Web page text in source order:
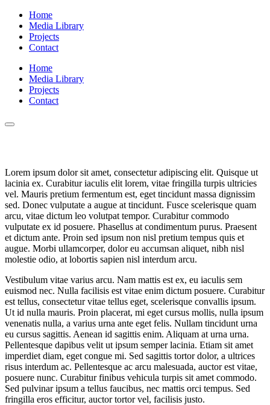
Home
Media Library
Projects
Contact
Home
Media Library
Projects
Contact
Lorem ipsum dolor sit amet, consectetur adipiscing elit. Quisque ut
lacinia ex. Curabitur iaculis elit lorem, vitae fringilla turpis ultricies
vel. Mauris pretium fermentum est, eget tincidunt massa dignissim
sed. Donec vulputate a augue at tincidunt. Fusce scelerisque quam
arcu, vitae dictum leo volutpat tempor. Curabitur commodo
vulputate ex id posuere. Phasellus at condimentum purus. Praesent
et dictum ante. Proin sed ipsum non nisl pretium tempus quis et
augue. Morbi ullamcorper, dolor eu accumsan aliquet, nibh nisl
molestie odio, at lobortis sapien nisl interdum arcu.
Vestibulum vitae varius arcu. Nam mattis est ex, eu iaculis sem
euismod nec. Nulla facilisis est vitae enim dictum posuere. Curabitur
est tellus, consectetur vitae tellus eget, scelerisque convallis ipsum.
Ut id nulla mauris. Proin placerat, mi eget cursus mollis, nulla ipsum
venenatis nulla, a varius urna ante eget felis. Nullam tincidunt urna
eu cursus sagittis. Aenean id sagittis enim. Aliquam at urna urna.
Pellentesque dapibus velit ut ipsum semper lacinia. Etiam sit amet
imperdiet diam, eget congue mi. Sed sagittis tortor dolor, a ultrices
risus interdum ac. Pellentesque ac arcu malesuada, auctor est vitae,
posuere nunc. Curabitur finibus vehicula turpis sit amet commodo.
Sed pulvinar ipsum a tellus faucibus, nec mattis orci tempus. Sed
fringilla eros efficitur, auctor tortor vel, facilisis justo.